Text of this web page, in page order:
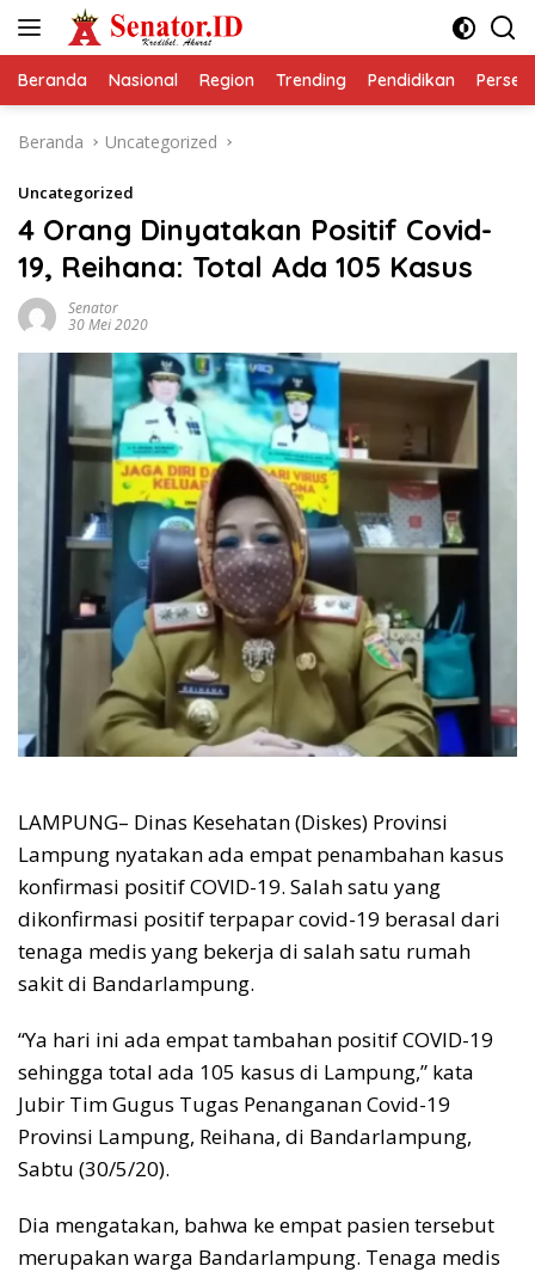
Beranda Nasional Region Trending Pendidikan
Beranda Uncategorized
Uncategorized
4 Orang Dinyatakan Positif Covid-
19, Reihana: Total Ada 105 Kasus
Senator
30 Mei 2020
LAMPUNG– Dinas Kesehatan (Diskes) Provinsi
Lampung nyatakan ada empat penambahan kasus
konfirmasi positif COVID-19. Salah satu yang
dikonfirmasi positif terpapar covid-19 berasal dari
tenaga medis yang bekerja di salah satu rumah
sakit di Bandarlampung.
“Ya hari ini ada empat tambahan positif COVID-19
sehingga total ada 105 kasus di Lampung,” kata
Jubir Tim Gugus Tugas Penanganan Covid-19
Provinsi Lampung, Reihana, di Bandarlampung,
Sabtu (30/5/20).
Dia mengatakan, bahwa ke empat pasien tersebut
merupakan warga Bandarlampung. Tenaga medis